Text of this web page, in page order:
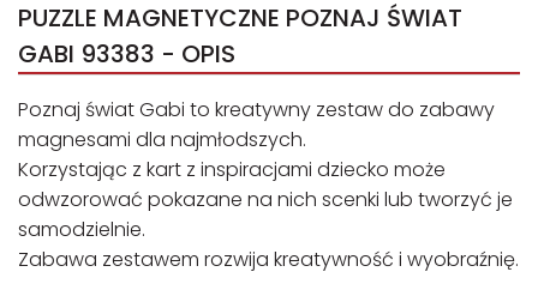
PUZZLE MAGNETYCZNE POZNAJ ŚWIAT
GABI 93383 - OPIS
Poznaj świat Gabi to kreatywny zestaw do zabawy
magnesami dla najmłodszych.
Korzystając z kart z inspiracjami dziecko może
odwzorować pokazane na nich scenki lub tworzyć je
samodzielnie.
Zabawa zestawem rozwija kreatywność i wyobraźnię.